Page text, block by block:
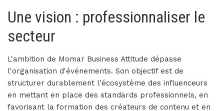
Une vision : professionnaliser le
secteur
L'ambition de Momar Business Attitude dépasse
l'organisation d'événements. Son objectif est de
structurer durablement l'écosystème des influenceurs
en mettant en place des standards professionnels, en
favorisant la formation des créateurs de contenu et en